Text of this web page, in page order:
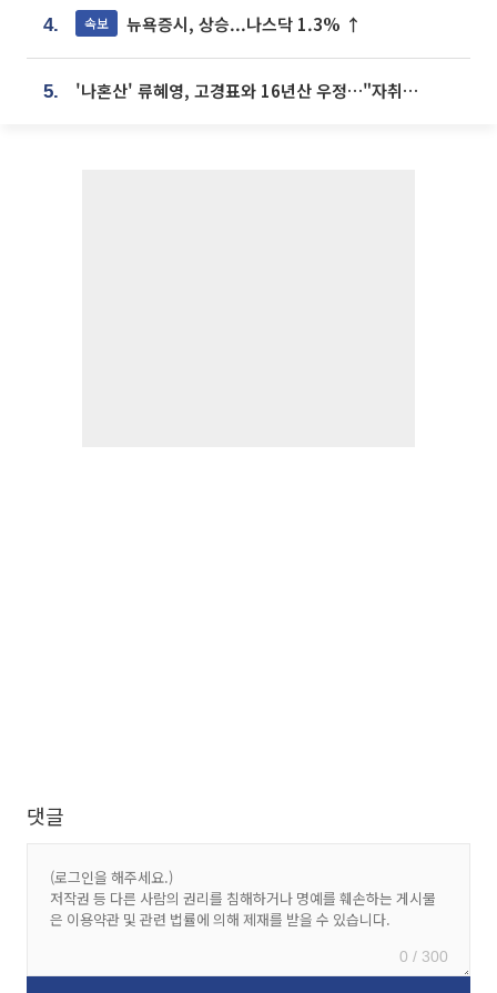
4. 속보 뉴욕증시, 상승...나스닥 1.3% ↑
5. '나혼산' 류혜영, 고경표와 16년산 우정…"자취방서 부모님과 마주쳐"
댓글
0 / 300